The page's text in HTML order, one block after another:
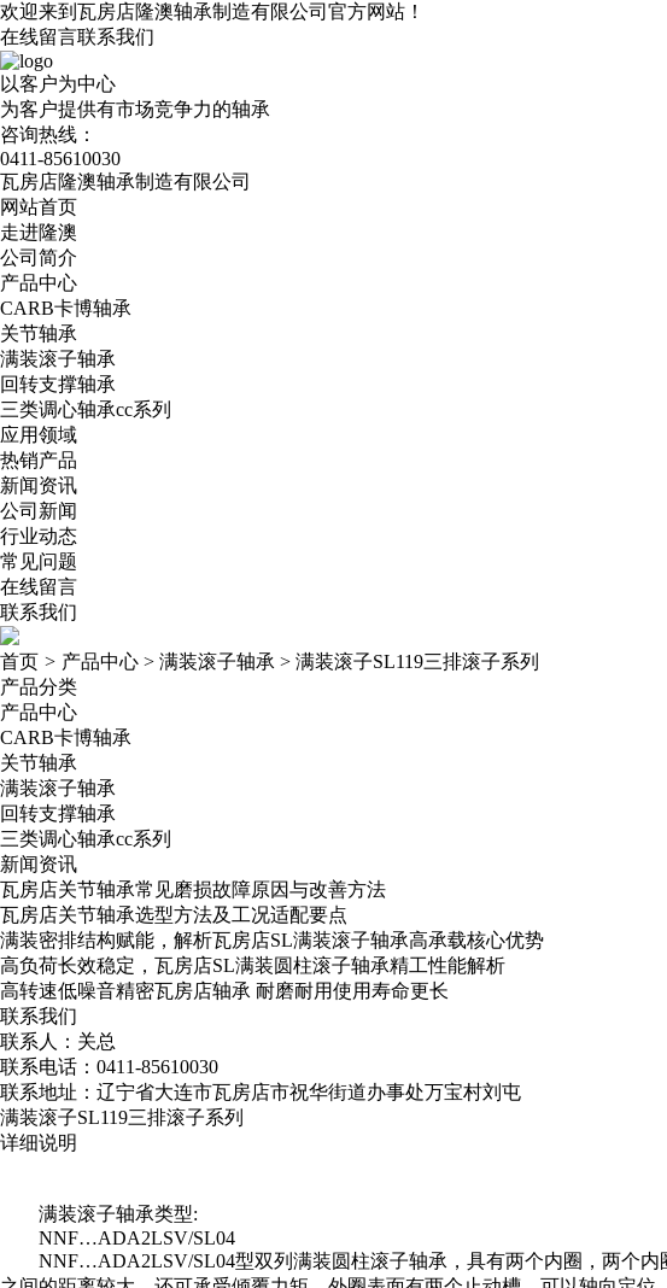
欢迎来到瓦房店隆澳轴承制造有限公司官方网站！
在线留言联系我们
以客户为中心
为客户提供有市场竞争力的轴承
咨询热线：
0411-85610030
瓦房店隆澳轴承制造有限公司
网站首页
走进隆澳
公司简介
产品中心
CARB卡博轴承
关节轴承
满装滚子轴承
回转支撑轴承
三类调心轴承cc系列
应用领域
热销产品
新闻资讯
公司新闻
行业动态
常见问题
在线留言
联系我们
首页 > 产品中心 > 满装滚子轴承 > 满装滚子SL119三排滚子系列
产品分类
产品中心
CARB卡博轴承
关节轴承
满装滚子轴承
回转支撑轴承
三类调心轴承cc系列
新闻资讯
瓦房店关节轴承常见磨损故障原因与改善方法
瓦房店关节轴承选型方法及工况适配要点
满装密排结构赋能，解析瓦房店SL满装滚子轴承高承载核心优势
高负荷长效稳定，瓦房店SL满装圆柱滚子轴承精工性能解析
高转速低噪音精密瓦房店轴承​ 耐磨耐用使用寿命更长
联系我们
联系人：关总
联系电话：0411-85610030
联系地址：辽宁省大连市瓦房店市祝华街道办事处万宝村刘屯
满装滚子SL119三排滚子系列
详细说明
满装滚子轴承类型:
NNF…ADA2LSV/SL04
NNF…ADA2LSV/SL04型双列满装圆柱滚子轴承，具有两个内圈，两个